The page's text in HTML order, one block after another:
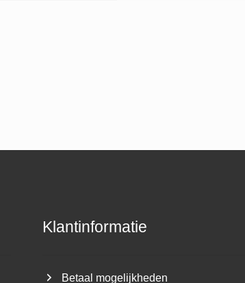
Klantinformatie
Betaal mogelijkheden